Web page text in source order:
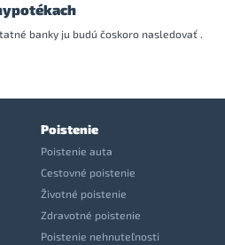
banky ju budú čoskoro nasledovať .
Poistenie
Poistenie auta
Cestovné poistenie
Životné poistenie
Zdravotné poistenie
Poistenie nehnuteľnosti